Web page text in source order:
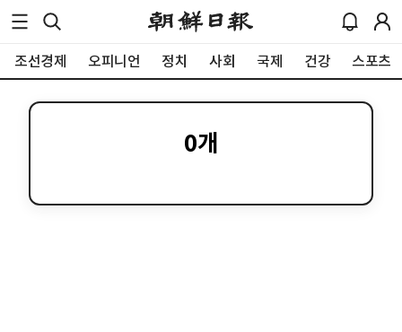
조선경제 오피니언 정치 사회 국제 건강 스포츠
0개